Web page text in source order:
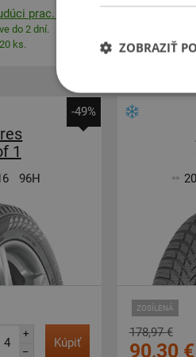
prac. deň
do 2 dní.
ks.
-49%
1
96H
+
–
Kúpiť
ZOSÍLENÁ
178,97 €
90,30 €
ZOBRAZIŤ